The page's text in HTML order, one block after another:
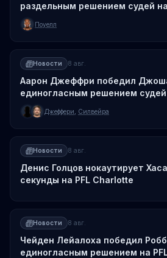
раздельным решением судей
Поуелл
Новости 8 авг.
Аарон Джеффри победил
единогласным решением судей
Джеффери Силвейра
Новости 8 авг.
Денис Голцов нокаутирует
секунды на PFL Charlotte
Новости 8 авг.
Чейден Лейалоха победил
единогласным решением на